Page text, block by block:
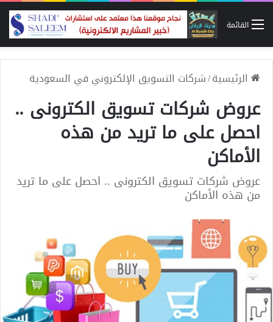
القائمة
الرئيسية/شركات التسويق الإلكتروني في السعودية
عروض شركات تسويق الكترونى ..
احصل على ما تريد من هذه
الأماكن
عروض شركات تسويق الكترونى .. احصل على ما تريد
من هذه الأماكن